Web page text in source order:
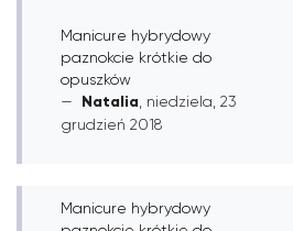
Manicure hybrydowy
paznokcie krótkie do
opuszków
Natalia , niedziela, 23
grudzień 2018
Manicure hybrydowy